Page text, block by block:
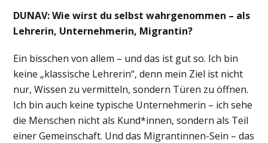
DUNAV: Wie wirst du selbst wahrgenommen – als
Lehrerin, Unternehmerin, Migrantin?
Ein bisschen von allem – und das ist gut so. Ich bin
keine „klassische Lehrerin“, denn mein Ziel ist nicht
nur, Wissen zu vermitteln, sondern Türen zu öffnen.
Ich bin auch keine typische Unternehmerin – ich sehe
die Menschen nicht als Kund*innen, sondern als Teil
einer Gemeinschaft. Und das Migrantinnen-Sein – das